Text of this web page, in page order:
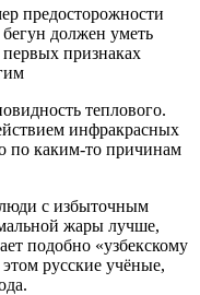
предосторожности
должен уметь
признаках
теплового.
инфракрасных
по каким-то причинам
с избыточным
жары лучше,
подобно «узбекскому
русские учёные,